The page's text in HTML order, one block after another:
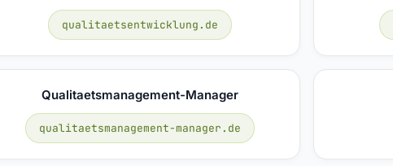
qualitaetsentwicklung.de
Qualitaetsmanagement-Manager
qualitaetsmanagement-manager.de